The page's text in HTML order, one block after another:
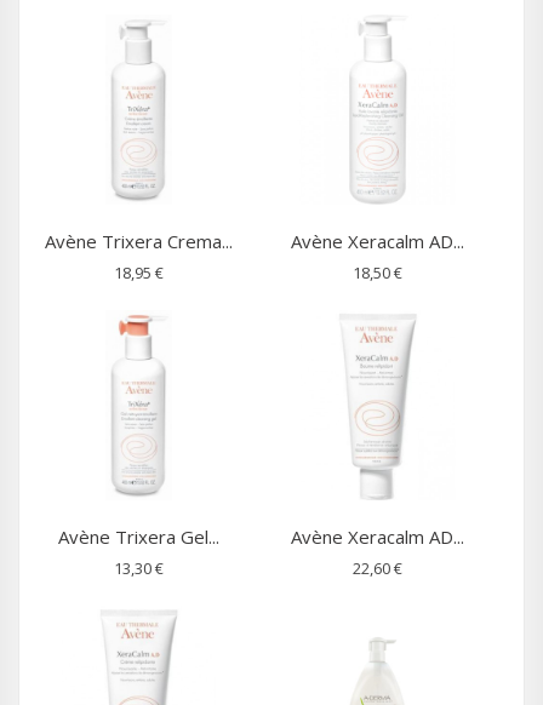
Avène Trixera Crema...
18,95 €
Avène Xeracalm AD...
18,50 €
Avène Trixera Gel...
13,30 €
Avène Xeracalm AD...
22,60 €